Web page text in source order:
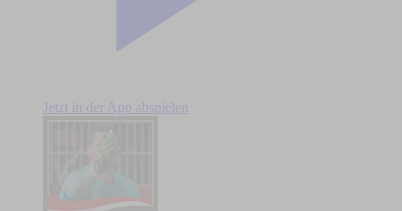
Jetzt in der App abspielen